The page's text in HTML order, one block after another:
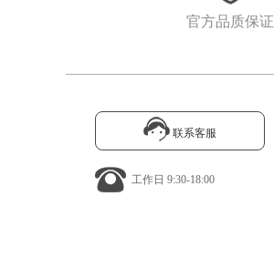
官方品质保证
联系客服
工作日 9:30-18:00